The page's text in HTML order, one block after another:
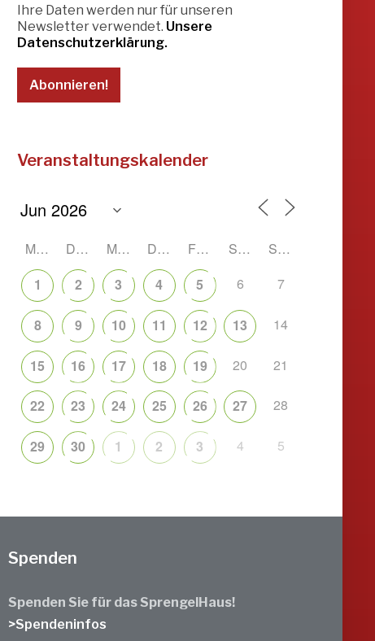
Ihre Daten werden nur für unseren
Newsletter verwendet. Unsere
Datenschutzerklärung.
Veranstaltungskalender
MONTAG DIENSTAG MITTWOCH DONNERSTAG FREITAG SAMSTAG
SONNTAG
1
2 3 4 5 6 7
8 9 10 11 12 13 14
15 16 17 18 19 20 21
22 23 24 25 26 27 28
29 30 1 2 3 4 5
Spenden
Spenden Sie für das SprengelHaus!
>Spendeninfos